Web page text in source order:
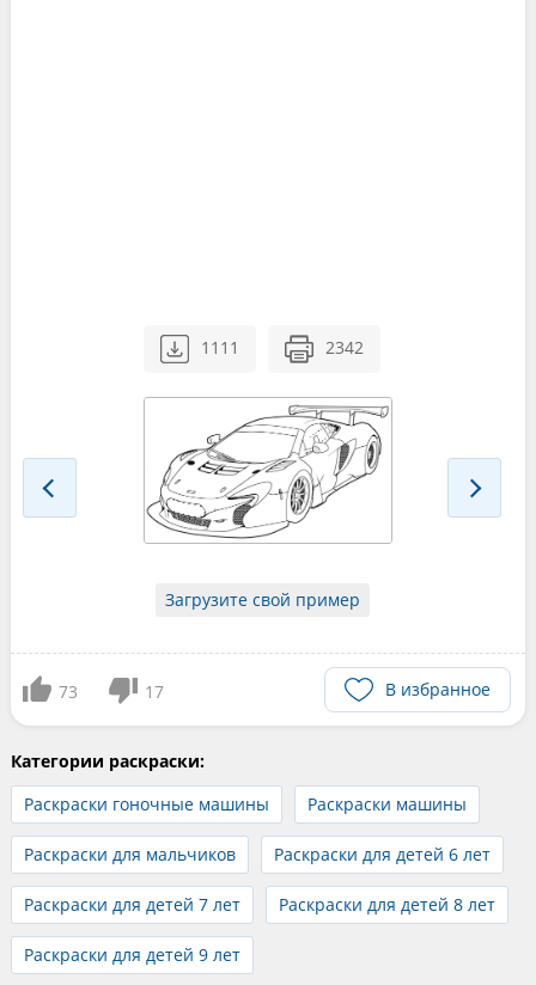
1111 2342
Загрузите свой пример
73 17 В избранное
Категории раскраски:
Раскраски гоночные машины
Раскраски машины
Раскраски для мальчиков Раскраски для детей 6 лет
Раскраски для детей 7 лет Раскраски для детей 8 лет
Раскраски для детей 9 лет